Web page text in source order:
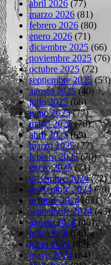
abril 2026 (77)
marzo 2026 (81)
febrero 2026 (80)
enero 2026 (71)
diciembre 2025 (66)
noviembre 2025 (76)
octubre 2025(72)
septiembre 2025(53)
agosto 2025(40)
julio 2025(66)
junio 2025(77)
mayo 2025(78)
abril 2025(69)
marzo 2025(77)
febrero 2025(70)
enero 2025(71)
diciembre 2024(72)
noviembre 2024(70)
octubre 2024(63)
septiembre 2024(43)
agosto 2024(45)
julio 2024(66)
junio 2024 (82)
mayo 2024 (84)